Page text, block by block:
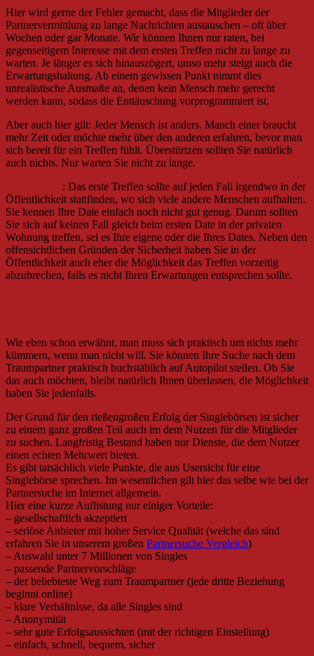
Hier wird gerne der Fehler gemacht, dass die Mitglieder der
Partnervermittlung zu lange Nachrichten austauschen – oft über
Wochen oder gar Monate. Wir können Ihnen nur raten, bei
gegenseitigem Interesse mit dem ersten Treffen nicht zu lange zu
warten. Je länger es sich hinauszögert, umso mehr steigt auch die
Erwartungshaltung. Ab einem gewissen Punkt nimmt dies
unrealistische Ausmaße an, denen kein Mensch mehr gerecht
werden kann, sodass die Enttäuschung vorprogrammiert ist.
Aber auch hier gilt: Jeder Mensch ist anders. Manch einer braucht
mehr Zeit oder möchte mehr über den anderen erfahren, bevor man
sich bereit für ein Treffen fühlt. Überstürtzen sollten Sie natürlich
auch nichts. Nur warten Sie nicht zu lange.
: Das erste Treffen sollte auf jeden Fall irgendwo in der
Öffentlichkeit stattfinden, wo sich viele andere Menschen aufhalten.
Sie kennen Ihre Date einfach noch nicht gut genug. Darum sollten
Sie sich auf keinen Fall gleich beim ersten Date in der privaten
Wohnung treffen, sei es Ihre eigene oder die Ihres Dates. Neben den
offensichtlichen Gründen der Sicherheit haben Sie in der
Öffentlichkeit auch eher die Möglichkeit das Treffen vorzeitig
abzubrechen, falls es nicht Ihren Erwartungen entsprechen sollte.
Wie eben schon erwähnt, man muss sich praktisch um nichts mehr
kümmern, wenn man nicht will. Sie können Ihre Suche nach dem
Traumpartner praktisch buchstäblich auf Autopilot stellen. Ob Sie
das auch möchten, bleibt natürlich Ihnen überlassen, die Möglichkeit
haben Sie jedenfalls.
Der Grund für den rießengroßen Erfolg der Singlebörsen ist sicher
zu einem ganz großen Teil auch im dem Nutzen für die Mitglieder
zu suchen. Langfristig Bestand haben nur Dienste, die dem Nutzer
einen echten Mehrwert bieten.
Es gibt tatsächlich viele Punkte, die aus Usersicht für eine
Singlebörse sprechen. Im wesentlichen gilt hier das selbe wie bei der
Partnersuche im Internet allgemein.
Hier eine kurze Auflistung nur einiger Vorteile:
– gesellschaftlich akzeptiert
– seriöse Anbieter mit hoher Service Qualität (welche das sind
erfahren Sie in unserem großen Partnersuche Vergleich)
– Auswahl unter 7 Millionen von Singles
– passende Partnervorschläge
– der beliebteste Weg zum Traumpartner (jede dritte Beziehung
beginnt online)
– klare Verhältnisse, da alle Singles sind
– Anonymität
– sehr gute Erfolgsaussichten (mit der richtigen Einstellung)
– einfach, schnell, bequem, sicher